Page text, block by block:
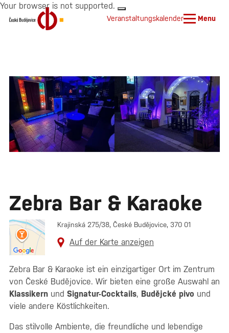
Your browser is not supported.
Veranstaltungskalender Menu
Zebra Bar & Karaoke
Krajinská 275/38, České Budějovice, 370 01
Auf der Karte anzeigen
Zebra Bar & Karaoke ist ein einzigartiger Ort im Zentrum
von České Budějovice. Wir bieten eine große Auswahl an
Klassikern und Signatur-Cocktails, Budějcké pivo und
viele andere Köstlichkeiten.
Das stilvolle Ambiente, die freundliche und lebendige